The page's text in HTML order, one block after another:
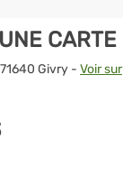
CARTE
Givry - Voir sur